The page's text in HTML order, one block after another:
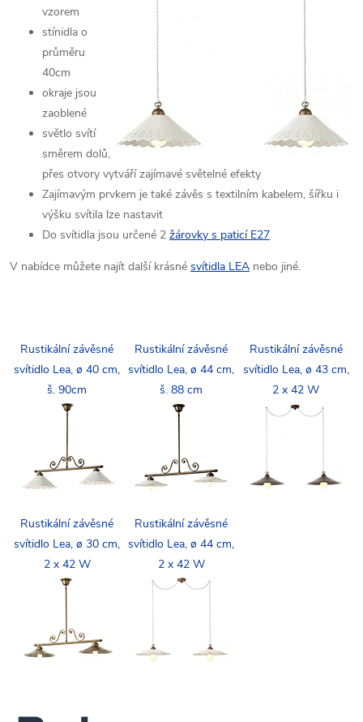
vzorem
stínidla o
průměru
40cm
okraje jsou
zaoblené
světlo svítí
směrem dolů,
přes otvory vytváří zajímavé světelné efekty
Zajímavým prvkem je také závěs s textilním kabelem, šířku i
výšku svítila lze nastavit
Do svítidla jsou určené 2 žárovky s paticí E27
V nabídce můžete najít další krásné svítidla LEA nebo jiné.
Rustikální závěsné
svítidlo Lea, ø 40 cm,
š. 90cm
Rustikální závěsné
svítidlo Lea, ø 44 cm,
š. 88 cm
Rustikální závěsné
svítidlo Lea, ø 43 cm,
2 x 42 W
Rustikální závěsné
svítidlo Lea, ø 30 cm,
2 x 42 W
Rustikální závěsné
svítidlo Lea, ø 44 cm,
2 x 42 W